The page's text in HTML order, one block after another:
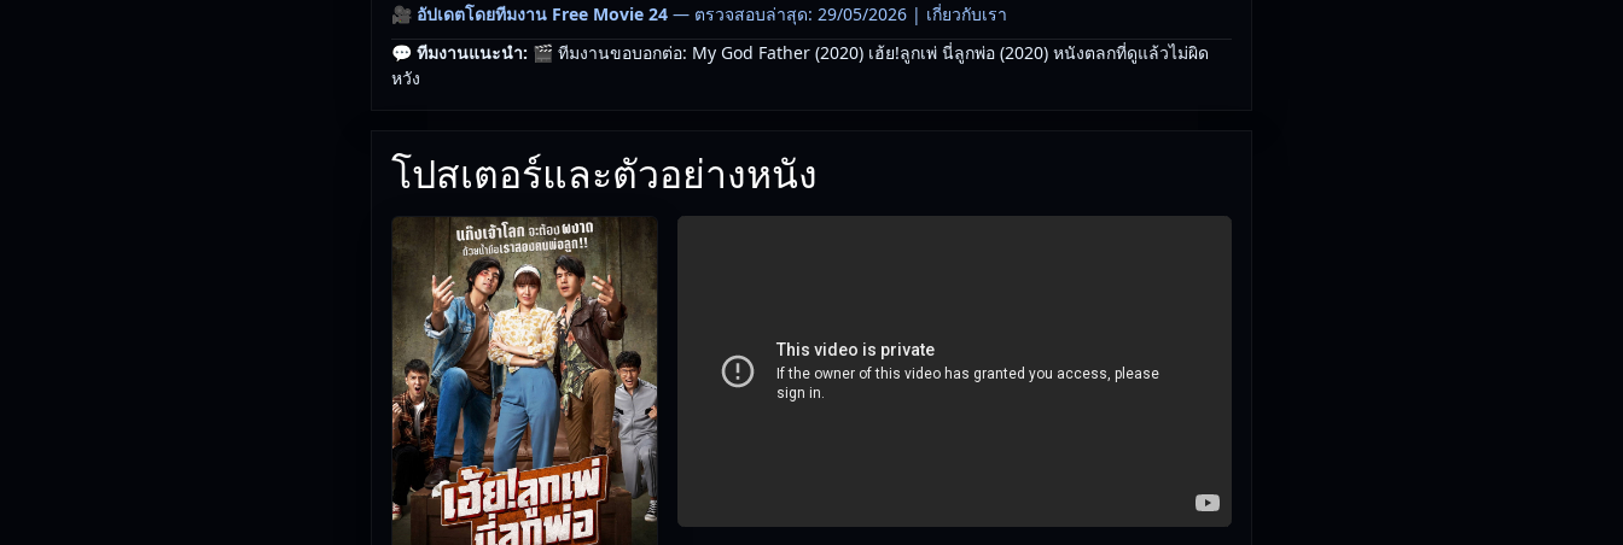
🎥 อัปเดตโดยทีมงาน Free Movie 24— ตรวจสอบล่าสุด: 29/05/2026 | เกี่ยวกับเรา
💬 ทีมงานแนะนำ: 🎬 ทีมงานขอบอกต่อ: My God Father (2020) เฮ้ย!ลูกเพ่ นี่ลูกพ่อ (2020) หนังตลกที่ดูแล้วไม่ผิด
หวัง
โปสเตอร์และตัวอย่างหนัง